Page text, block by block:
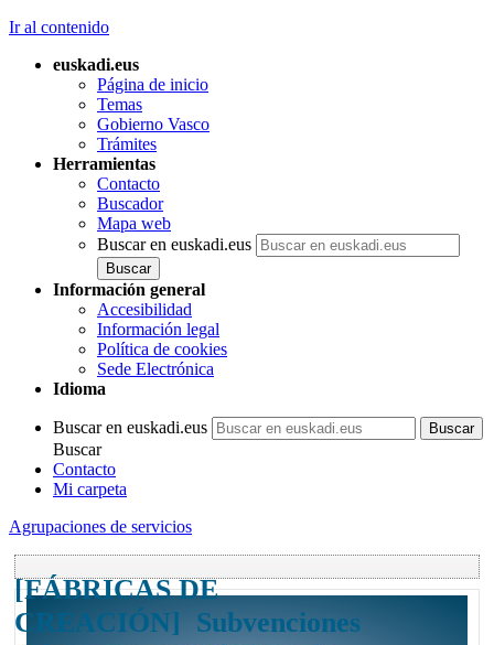
Ir al contenido
euskadi.eus
Página de inicio
Temas
Gobierno Vasco
Trámites
Herramientas
Contacto
Buscador
Mapa web
Buscar en euskadi.eus
Información general
Accesibilidad
Información legal
Política de cookies
Sede Electrónica
Idioma
Buscar en euskadi.eus
Buscar
Contacto
Mi carpeta
Agrupaciones de servicios
[FÁBRICAS DE
CREACIÓN] Subvenciones